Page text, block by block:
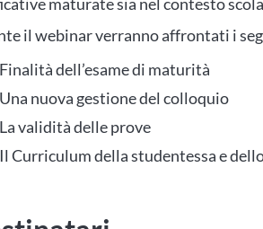
il webinar verranno affrontati i
Finalità dell’esame di maturità
Una nuova gestione del colloquio
La validità delle prove
Il Curriculum della studentessa e